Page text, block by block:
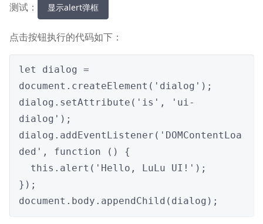
测试： 显示alert弹框
点击按钮执行的代码如下：
let dialog =
document.createElement('dialog');
dialog.setAttribute('is', 'ui-
dialog');
dialog.addEventListener('DOMContentLoa
ded', function () {
});
document.body.appendChild(dialog);